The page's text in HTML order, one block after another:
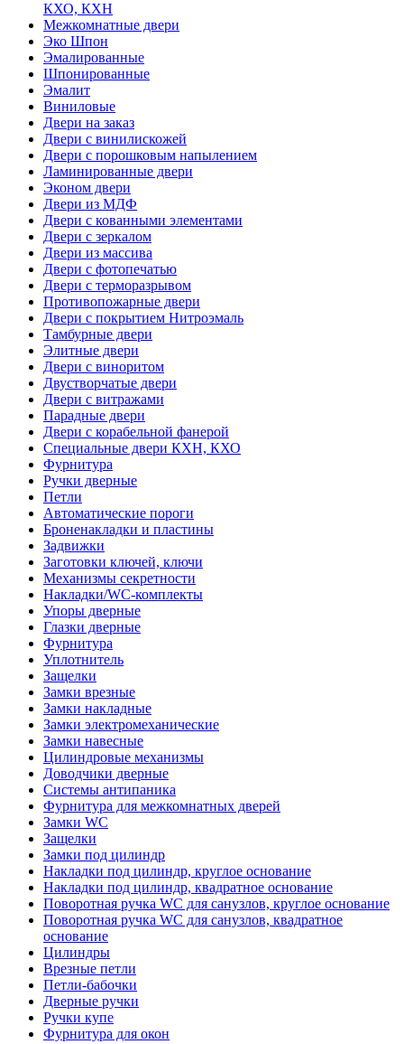
КХО, КХН
Межкомнатные двери
Эко Шпон
Эмалированные
Шпонированные
Эмалит
Виниловые
Двери на заказ
Двери с винилискожей
Двери с порошковым напылением
Ламинированные двери
Эконом двери
Двери из МДФ
Двери с кованными элементами
Двери с зеркалом
Двери из массива
Двери с фотопечатью
Двери с терморазрывом
Противопожарные двери
Двери с покрытием Нитроэмаль
Тамбурные двери
Элитные двери
Двери с виноритом
Двустворчатые двери
Двери с витражами
Парадные двери
Двери с корабельной фанерой
Специальные двери КХН, КХО
Фурнитура
Ручки дверные
Петли
Автоматические пороги
Броненакладки и пластины
Задвижки
Заготовки ключей, ключи
Механизмы секретности
Накладки/WC-комплекты
Упоры дверные
Глазки дверные
Фурнитура
Уплотнитель
Защелки
Замки врезные
Замки накладные
Замки электромеханические
Замки навесные
Цилиндровые механизмы
Доводчики дверные
Системы антипаника
Фурнитура для межкомнатных дверей
Замки WC
Защелки
Замки под цилиндр
Накладки под цилиндр, круглое основание
Накладки под цилиндр, квадратное основание
Поворотная ручка WC для санузлов, круглое основание
Поворотная ручка WC для санузлов, квадратное
основание
Цилиндры
Врезные петли
Петли-бабочки
Дверные ручки
Ручки купе
Фурнитура для окон